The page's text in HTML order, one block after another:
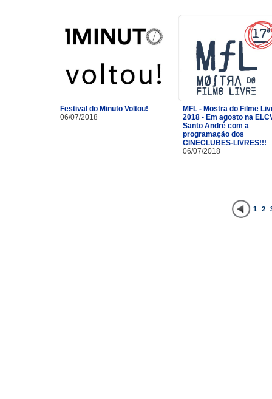
Festival do Minuto Voltou!
06/07/2018
MFL - Mostra do Filme
2018 - Em agosto na
Santo André com a
programação dos
CINECLUBES-LIVRES!!!
06/07/2018
1 2